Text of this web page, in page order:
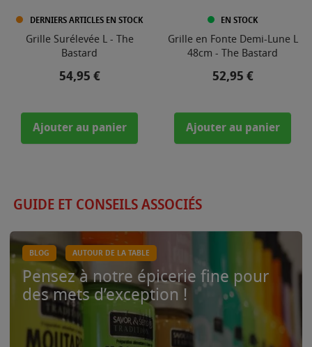
DERNIERS ARTICLES EN STOCK
Grille Surélevée L - The
Bastard
Prix
54,95 €
Ajouter au panier
EN STOCK
Grille en Fonte Demi-Lune L
48cm - The Bastard
Prix
52,95 €
Ajouter au panier
GUIDE ET CONSEILS ASSOCIÉS
BLOG AUTOUR DE LA TABLE
Pensez à notre épicerie fine pour
des mets d’exception !